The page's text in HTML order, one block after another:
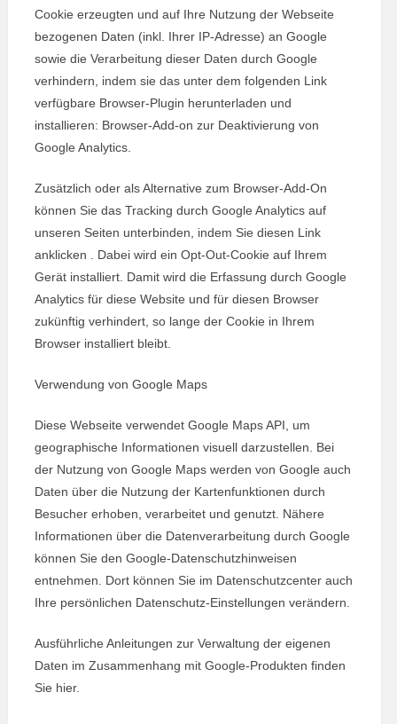
Cookie erzeugten und auf Ihre Nutzung der Webseite
bezogenen Daten (inkl. Ihrer IP-Adresse) an Google
sowie die Verarbeitung dieser Daten durch Google
verhindern, indem sie das unter dem folgenden Link
verfügbare Browser-Plugin herunterladen und
installieren: Browser-Add-on zur Deaktivierung von
Google Analytics.
Zusätzlich oder als Alternative zum Browser-Add-On
können Sie das Tracking durch Google Analytics auf
unseren Seiten unterbinden, indem Sie diesen Link
anklicken . Dabei wird ein Opt-Out-Cookie auf Ihrem
Gerät installiert. Damit wird die Erfassung durch Google
Analytics für diese Website und für diesen Browser
zukünftig verhindert, so lange der Cookie in Ihrem
Browser installiert bleibt.
Verwendung von Google Maps
Diese Webseite verwendet Google Maps API, um
geographische Informationen visuell darzustellen. Bei
der Nutzung von Google Maps werden von Google auch
Daten über die Nutzung der Kartenfunktionen durch
Besucher erhoben, verarbeitet und genutzt. Nähere
Informationen über die Datenverarbeitung durch Google
können Sie den Google-Datenschutzhinweisen
entnehmen. Dort können Sie im Datenschutzcenter auch
Ihre persönlichen Datenschutz-Einstellungen verändern.
Ausführliche Anleitungen zur Verwaltung der eigenen
Daten im Zusammenhang mit Google-Produkten finden
Sie hier.